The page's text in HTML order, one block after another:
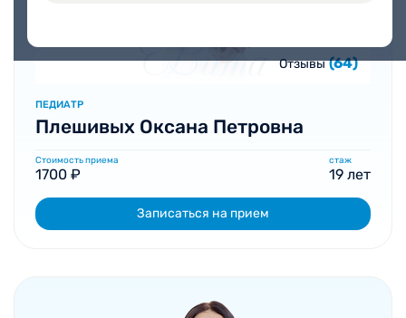
Отзывы (64)
ПЕДИАТР
Плешивых Оксана Петровна
Стоимость приема
1700 ₽
стаж
19 лет
Записаться на прием